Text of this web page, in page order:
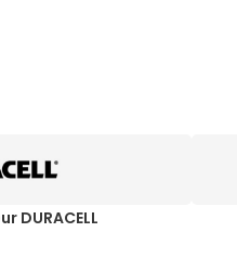
DURACELL